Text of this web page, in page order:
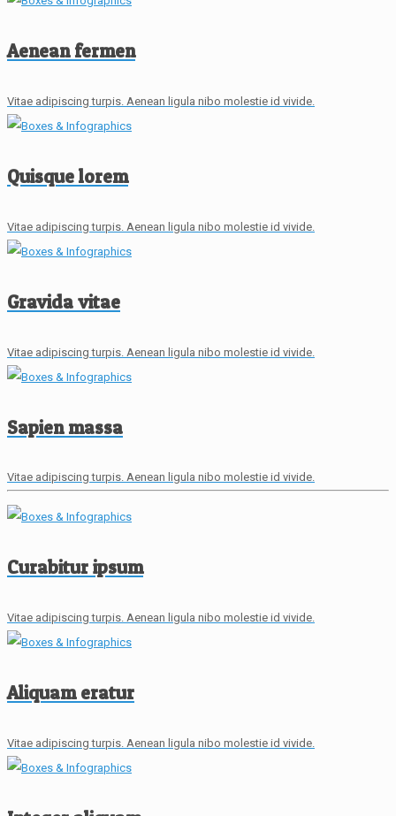
Aenean fermen
Vitae adipiscing turpis. Aenean ligula nibo molestie id vivide.
Quisque lorem
Vitae adipiscing turpis. Aenean ligula nibo molestie id vivide.
Gravida vitae
Vitae adipiscing turpis. Aenean ligula nibo molestie id vivide.
Sapien massa
Vitae adipiscing turpis. Aenean ligula nibo molestie id vivide.
Curabitur ipsum
Vitae adipiscing turpis. Aenean ligula nibo molestie id vivide.
Aliquam eratur
Vitae adipiscing turpis. Aenean ligula nibo molestie id vivide.